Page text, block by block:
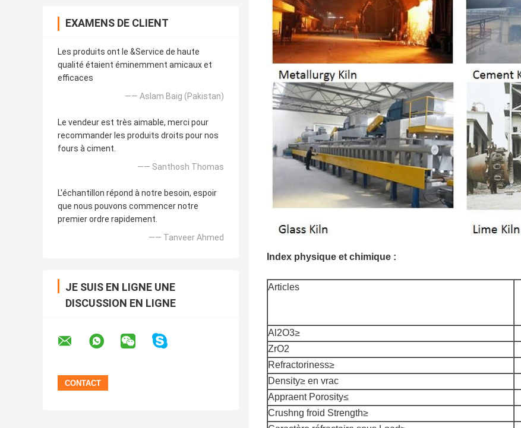
EXAMENS DE CLIENT
Les produits ont le &Service de haute
qualité étaient éminemment amicaux et
efficaces
—— Aslam Baig (Pakistan)
Le vendeur est très aimable, merci pour
recommander les produits droits pour nos
fours à ciment.
—— Santhosh Thomas
L'échantillon répond à notre besoin, espoir
que nous pouvons commencer notre
premier ordre rapidement.
—— Tanveer Ahmed
JE SUIS EN LIGNE UNE
DISCUSSION EN LIGNE
Index physique et chimique :
Articles
Al2O3≥
ZrO2
Refractoriness≥
Density≥ en vrac
Appraent Porosity≤
Crushng froid Strength≥